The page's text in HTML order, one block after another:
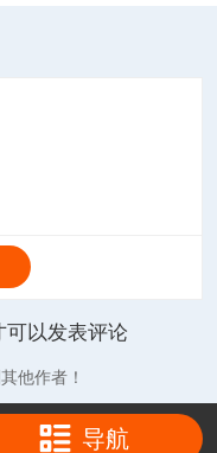
可以发表评论
他作者！
导航